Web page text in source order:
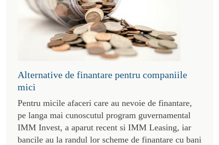
Alternative de finantare pentru companiile
mici
Pentru micile afaceri care au nevoie de finantare,
pe langa mai cunoscutul program guvernamental
IMM Invest, a aparut recent si IMM Leasing, iar
bancile au la randul lor scheme de finantare cu bani